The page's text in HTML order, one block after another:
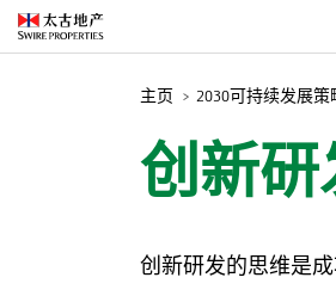
主页 2030可持续发展策
创新研
创新研发的思维是